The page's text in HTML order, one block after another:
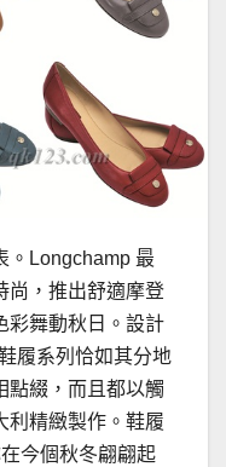
。Longchamp 最
尚，推出舒適摩登
彩舞動秋日。設計
履系列恰如其分地
點綴，而且都以觸
利精緻製作。鞋履
今個秋冬翩翩起